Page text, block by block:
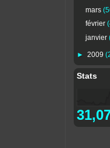
mars
février
janvier
► 2009
Stats